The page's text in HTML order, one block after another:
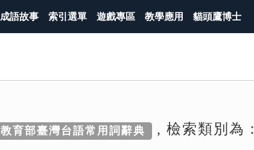
成語故事 索引選單 遊戲專區 教學應用 貓頭鷹博士
教育部臺灣台語常用詞辭典 , 檢索類別為：